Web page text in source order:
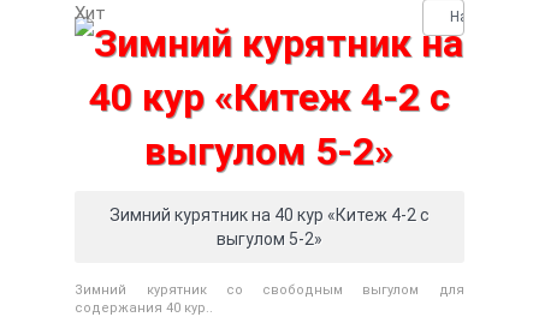
Хит Нашли
Зимний курятник на 40 кур «Китеж 4-2 с
выгулом 5-2»
Зимний курятник со свободным выгулом для
содержания 40 кур..